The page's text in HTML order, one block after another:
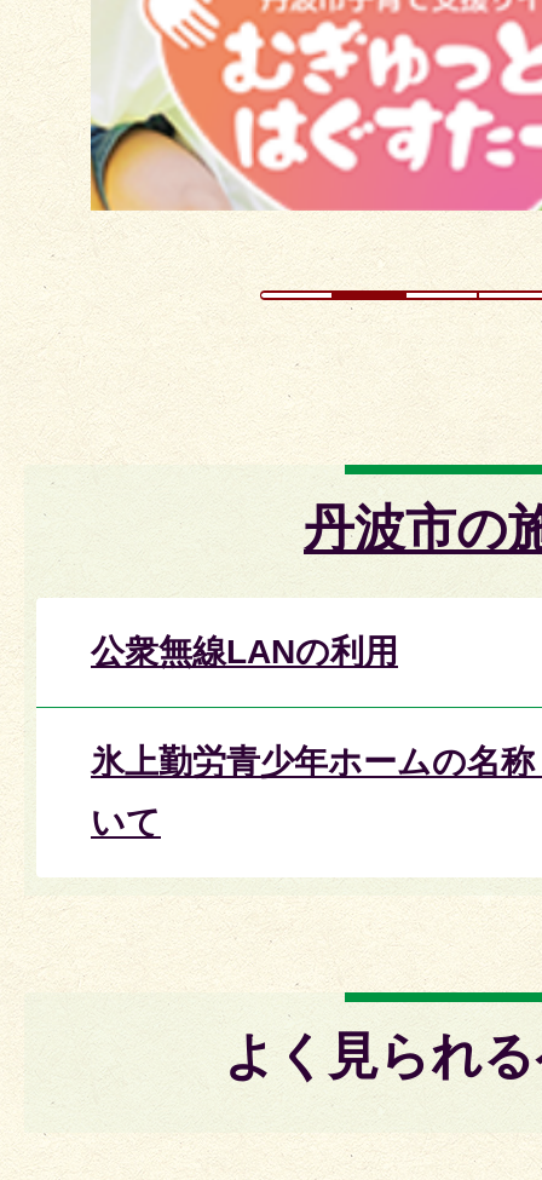
イ
ド
丹波市の
公衆無線LANの利用
氷上勤労青少年ホームの名
いて
よく見られ